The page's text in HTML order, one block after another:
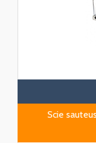
Scie